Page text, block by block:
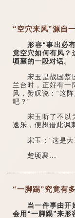
“空穴来风”源自
形容“事出必有
竟空穴如何有风？
顷襄的一段对话。
宋玉是战国楚国
兰台时，正好有一
风，赞叹说：“这
吧？”
宋玉听了不以为
逸乐，便想借此讽
宋玉：“这是大
楚顷襄...
“一脚踢”究竟有
当一件事由开始
会用“一脚踢”来形